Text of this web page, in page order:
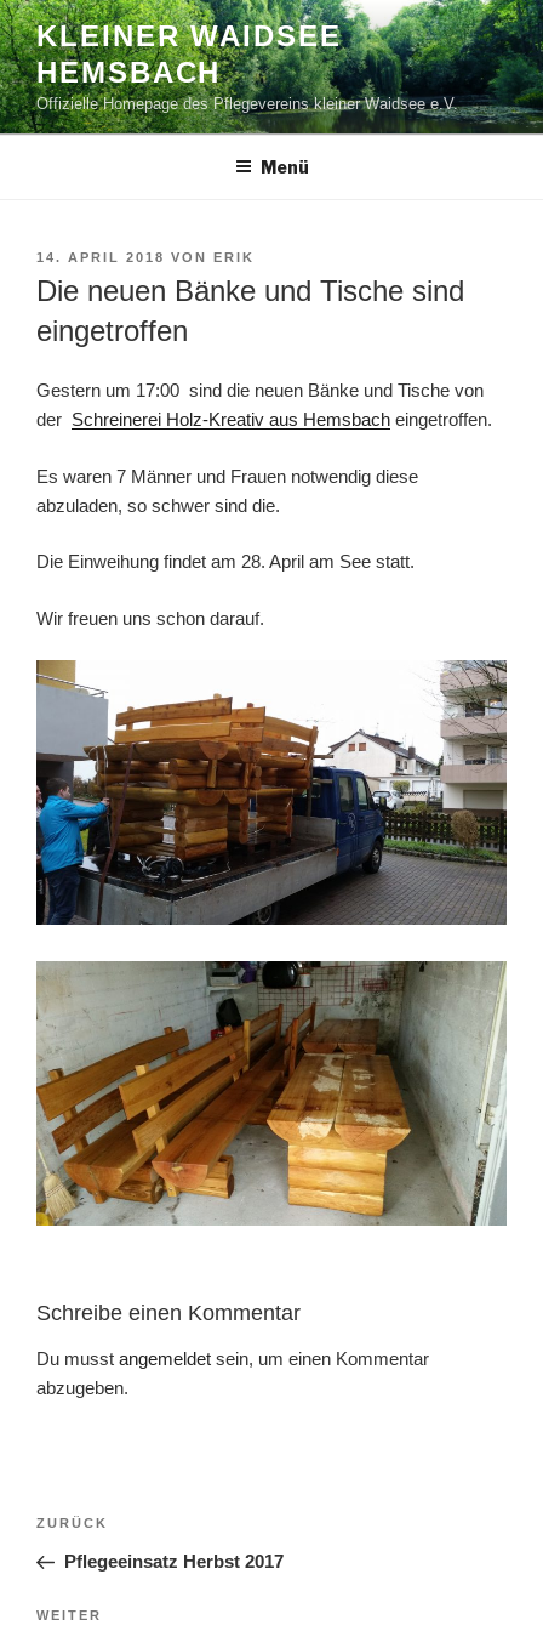
Zum
Inhalt
springen
KLEINER WAIDSEE
HEMSBACH
Offizielle Homepage des Pflegevereins kleiner Waidsee e.V.
Menü
VERÖFFENTLICHT
AM
14. APRIL 2018 VON ERIK
Die neuen Bänke und Tische sind
eingetroffen
Gestern um 17:00 sind die neuen Bänke und Tische von
der Schreinerei Holz-Kreativ aus Hemsbach eingetroffen.
Es waren 7 Männer und Frauen notwendig diese
abzuladen, so schwer sind die.
Die Einweihung findet am 28. April am See statt.
Wir freuen uns schon darauf.
Schreibe einen Kommentar
Du musst angemeldet sein, um einen Kommentar
abzugeben.
Beitragsnavigation
Vorheriger
Beitrag
ZURÜCK
Pflegeeinsatz Herbst 2017
Nächster
WEITER